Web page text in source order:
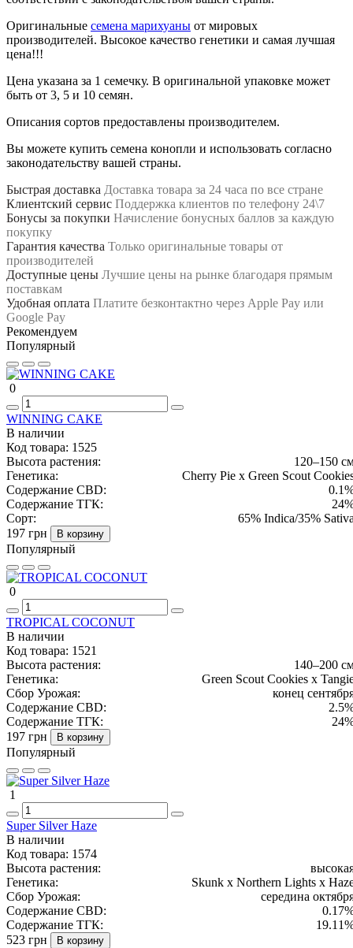
Оригинальные семена марихуаны от мировых
производителей. Высокое качество генетики и самая лучшая
цена!!!
Цена указана за 1 семечку. В оригинальной упаковке может
быть от 3, 5 и 10 семян.
Описания сортов предоставлены производителем.
Вы можете купить семена конопли и использовать согласно
законодательству вашей страны.
Быстрая доставка Доставка товара за 24 часа по все стране
Клиентский сервис Поддержка клиентов по телефону 24\7
Бонусы за покупки Начисление бонусных баллов за каждую
покупку
Гарантия качества Только оригинальные товары от
производителей
Доступные цены Лучшие цены на рынке благодаря прямым
поставкам
Удобная оплата Платите безконтактно через Apple Pay или
Google Pay
Рекомендуем
Популярный
0
WINNING CAKE
В наличии
Код товара: 1525
Высота растения:
120–150
Генетика:
Cherry Pie x Green Scout
Содержание CBD:
Содержание ТГК:
Сорт:
65% Indica/35%
197 грн
В корзину
Популярный
0
TROPICAL COCONUT
В наличии
Код товара: 1521
Высота растения:
140–200
Генетика:
Green Scout Cookies x
Сбор Урожая:
конец
Содержание CBD:
Содержание ТГК:
197 грн
В корзину
Популярный
1
Super Silver Haze
В наличии
Код товара: 1574
Высота растения:
Генетика:
Skunk x Northern Lights x
Сбор Урожая:
середина
Содержание CBD:
Содержание ТГК:
523 грн
В корзину